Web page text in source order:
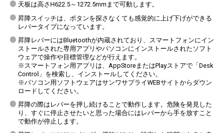
天板は高さH622.5～1272.5mmまで可動します。
昇降スイッチは、ボタンを探さなくても感覚的に上げ下げができる
レバータイプになっています。
昇降レバーにはBluetoothが内蔵されており、スマートフォンにイン
ストールされた専用アプリやパソコンにインストールされたソフト
ウェアで操作や目標管理などが行えます。
※スマートフォン用アプリは、AppStoreまたはPlayストアで「Desk
Control」を検索し、インストールしてください。
※パソコン用ソフトウェアはサンワサプライWEBサイトからダウン
ロードしてください。
昇降の際はレバーを押し続けることで動作します。危険を発見した
り、すぐに停止させたいと思った場合にはレバーから手を放すこと
で動作が停止します。